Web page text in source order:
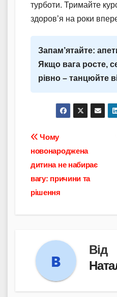
турботи. Тримайте
здоров’я на роки
Запам’ятайте:
Якщо вага росте,
рівно – танцюйте
Навігація
записів
Чому
новонароджена
дитина не набирає
вагу: причини та
рішення
Від